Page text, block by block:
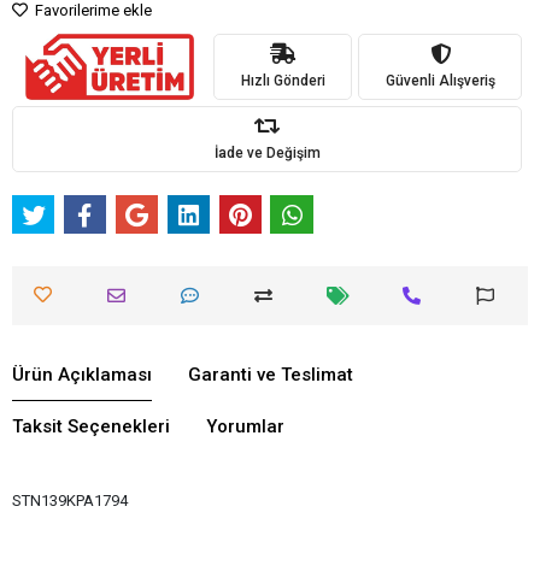
Favorilerime ekle
Hızlı Gönderi Güvenli Alışveriş
İade ve Değişim
Ürün Açıklaması Garanti ve Teslimat
Taksit Seçenekleri Yorumlar
STN139KPA1794